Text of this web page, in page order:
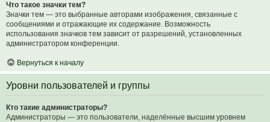
Что такое значки тем?
Значки тем — это выбранные авторами изображения, связанные с
сообщениями и отражающие их содержание. Возможность
использования значков тем зависит от разрешений, установленных
администратором конференции.
Вернуться к началу
Уровни пользователей и группы
Кто такие администраторы?
Администраторы — это пользователи, наделённые высшим уровнем